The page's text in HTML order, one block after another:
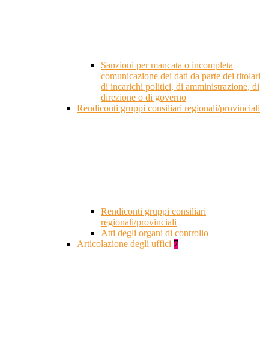
Sanzioni per mancata o incompleta
comunicazione dei dati da parte dei titolari
di incarichi politici, di amministrazione, di
direzione o di governo
Rendiconti gruppi consiliari regionali/provinciali
Rendiconti gruppi consiliari
regionali/provinciali
Atti degli organi di controllo
Articolazione degli uffici 7